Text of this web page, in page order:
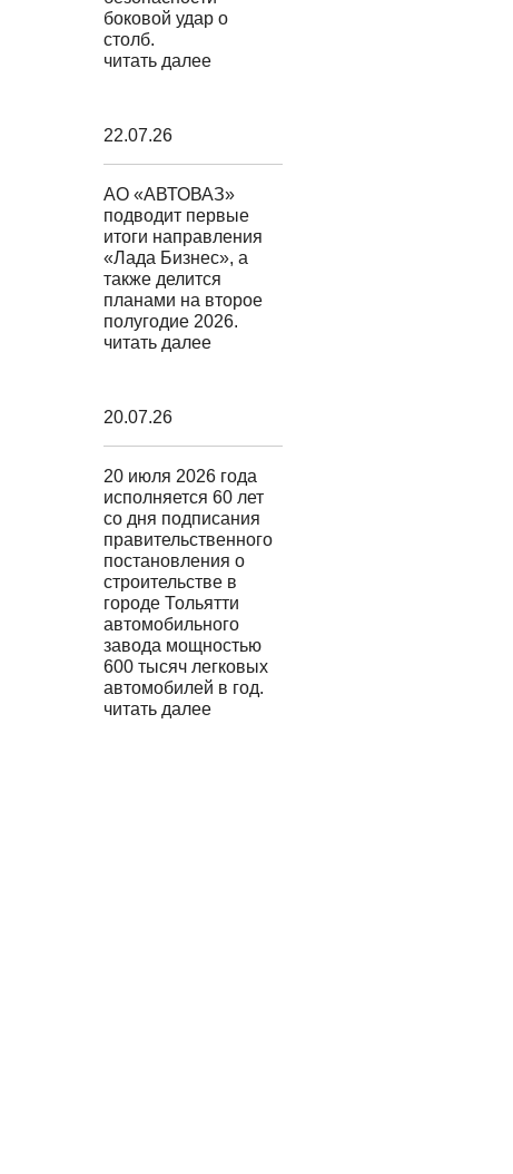
боковой удар о
столб.
читать далее
22.07.26
АО «АВТОВАЗ»
подводит первые
итоги направления
«Лада Бизнес», а
также делится
планами на второе
полугодие 2026.
читать далее
20.07.26
20 июля 2026 года
исполняется 60 лет
со дня подписания
правительственного
постановления о
строительстве в
городе Тольятти
автомобильного
завода мощностью
600 тысяч легковых
автомобилей в год.
читать далее